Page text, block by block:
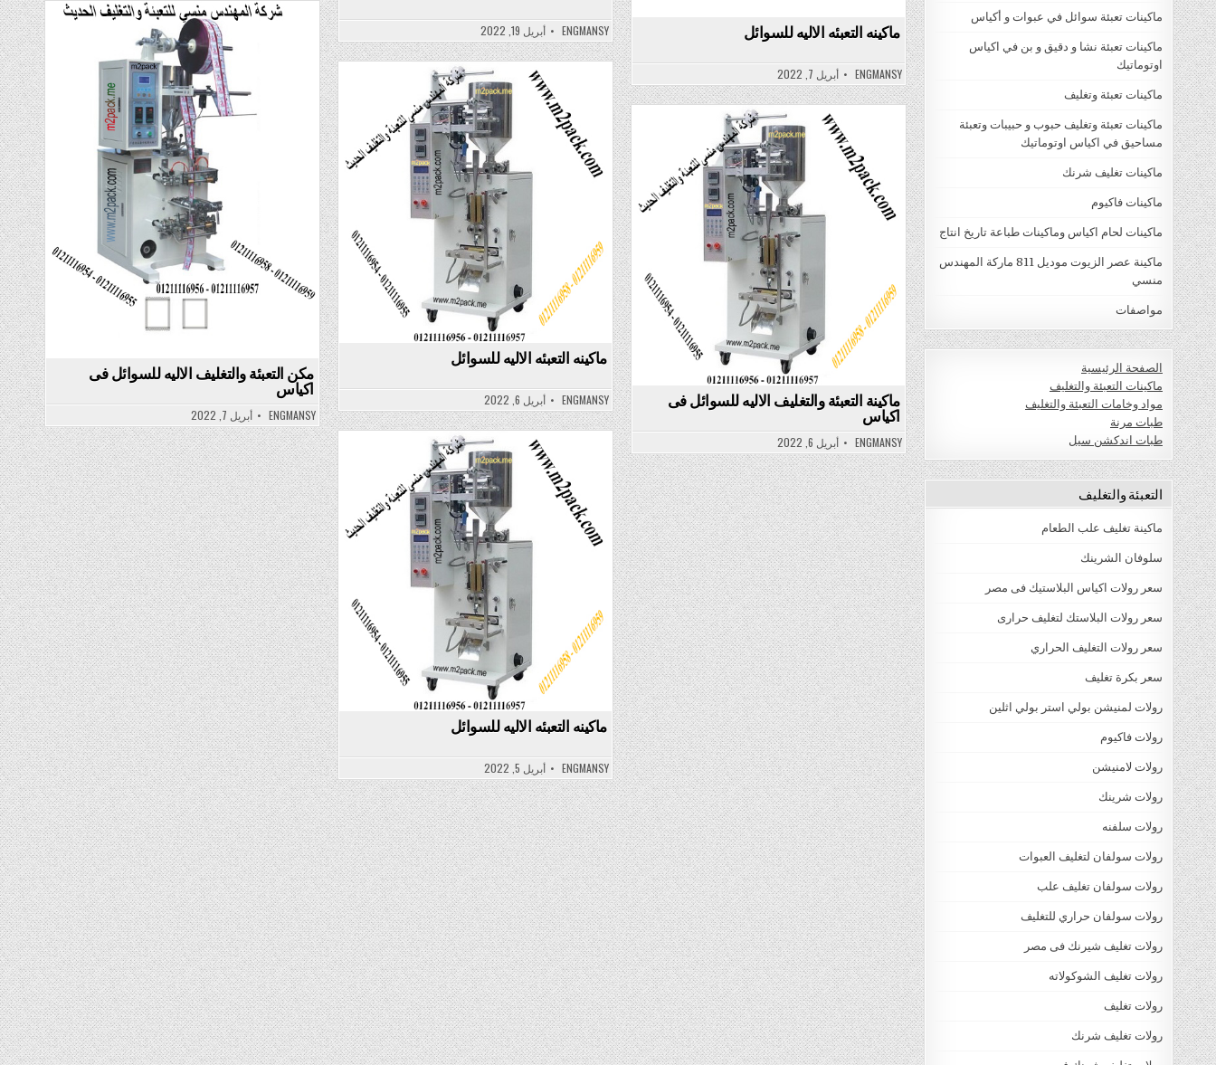
ENGMANSY أبريل 19, 2022 ماكينه التعبئه الاليه للسوائل
ENGMANSY أبريل 7, 2022
مكن التعبئة والتغليف الاليه للسوائل فى
اكياس
ENGMANSY أبريل 7, 2022
Posted
ماكينه التعبئه الاليه للسوائل
ENGMANSY أبريل 6, 2022
Posted
ماكينة التعبئة والتغليف الاليه للسوائل فى
اكياس
ENGMANSY أبريل 6, 2022
Posted
ماكينه التعبئه الاليه للسوائل
ENGMANSY أبريل 5, 2022
ماكينات تعبئة سوائل في عبوات و أكياس
ماكينات تعبئة نشا و دقيق و بن في اكياس
اوتوماتيك
ماكينات تعبئة وتغليف
ماكينات تعبئة وتغليف حبوب و حبيبات وتعبئة
مساحيق في اكياس اوتوماتيك
ماكينات تغليف شرنك
ماكينات فاكيوم
ماكينات لحام اكياس وماكينات طباعة تاريخ انتاج
ماكينة عصر الزيوت موديل 811 ماركة المهندس
منسي
مواصفات
الصفحة الرئيسية
ماكينات التعبئة والتغليف
مواد وخامات التعبئة والتغليف
طبات مرنة
طبات اندكشن سيل
التعبئة والتغليف
ماكينة تغليف علب الطعام
سلوفان الشرينك
سعر رولات اكياس البلاستيك فى مصر
سعر رولات البلاستك لتغليف حرارى
سعر رولات التغليف الحراري
سعر بكرة تغليف
رولات لمنيشن بولي استر بولي اثلين
رولات فاكيوم
رولات لامنيشن
رولات شرينك
رولات سلفنه
رولات سولفان لتغليف العبوات
رولات سولفان تغليف علب
رولات سولفان حراري للتغليف
رولات تغليف شيرنك فى مصر
رولات تغليف الشوكولاته
رولات تغليف
رولات تغليف شرنك